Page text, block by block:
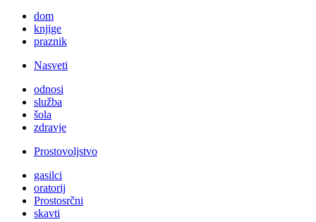
dom
knjige
praznik
Nasveti
odnosi
služba
šola
zdravje
Prostovoljstvo
gasilci
oratorij
Prostosrčni
skavti